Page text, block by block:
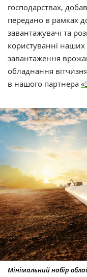
господарствах,
передано в рамках
завантажувачі та
користуванні наших
завантаження
обладнання
в нашого партнера
Мінімальний набір